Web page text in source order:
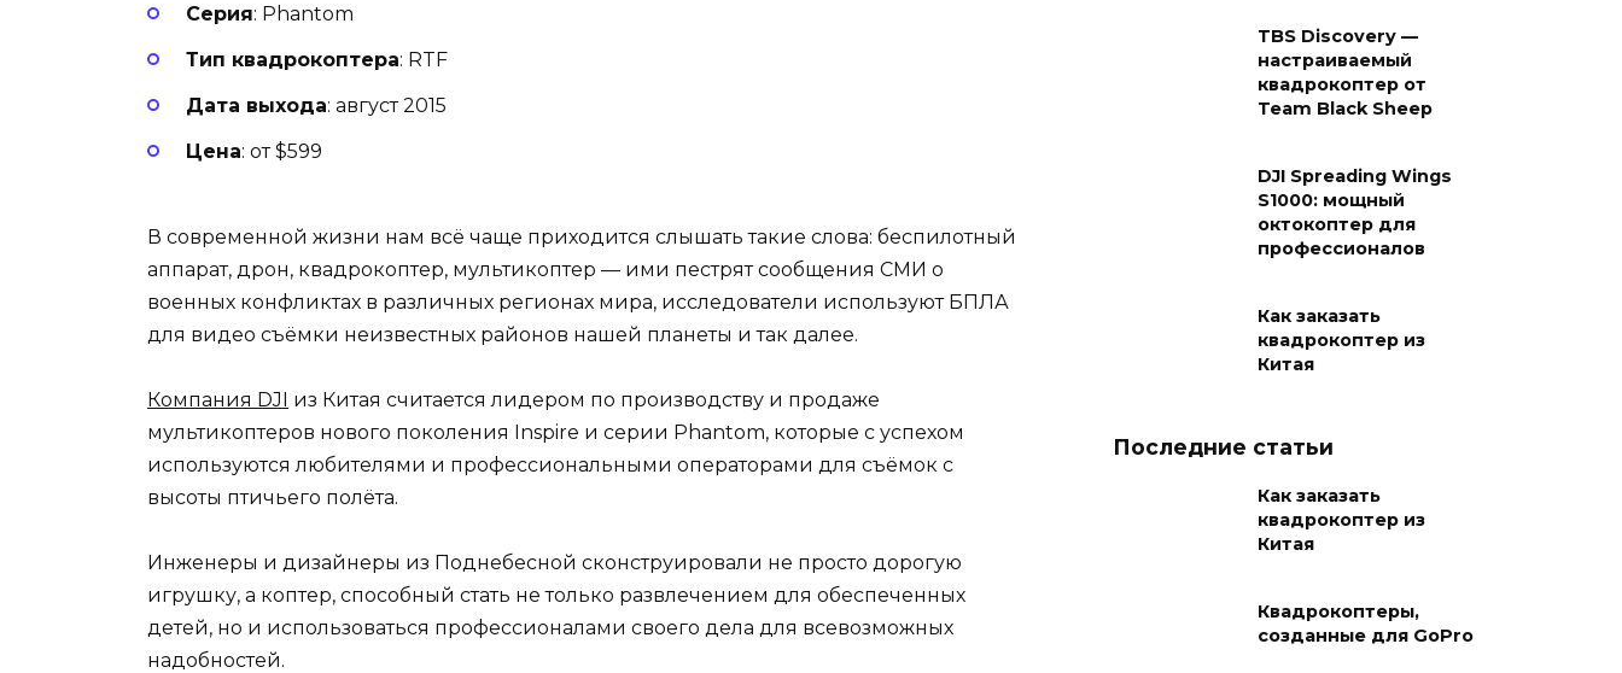
Серия: Phantom
Тип квадрокоптера: RTF
Дата выхода: август 2015
Цена: от $599
В современной жизни нам всё чаще приходится слышать такие слова: беспилотный
аппарат, дрон, квадрокоптер, мультикоптер — ими пестрят сообщения СМИ о
военных конфликтах в различных регионах мира, исследователи используют БПЛА
для видео съёмки неизвестных районов нашей планеты и так далее.
Компания DJI из Китая считается лидером по производству и продаже
мультикоптеров нового поколения Inspire и серии Phantom, которые с успехом
используются любителями и профессиональными операторами для съёмок с
высоты птичьего полёта.
Инженеры и дизайнеры из Поднебесной сконструировали не просто дорогую
игрушку, а коптер, способный стать не только развлечением для обеспеченных
детей, но и использоваться профессионалами своего дела для всевозможных
надобностей.
TBS Discovery —
настраиваемый
квадрокоптер от
Team Black Sheep
DJI Spreading Wings
S1000: мощный
октокоптер для
профессионалов
Как заказать
квадрокоптер из
Китая
Последние статьи
Как заказать
квадрокоптер из
Китая
Квадрокоптеры,
созданные для GoPro